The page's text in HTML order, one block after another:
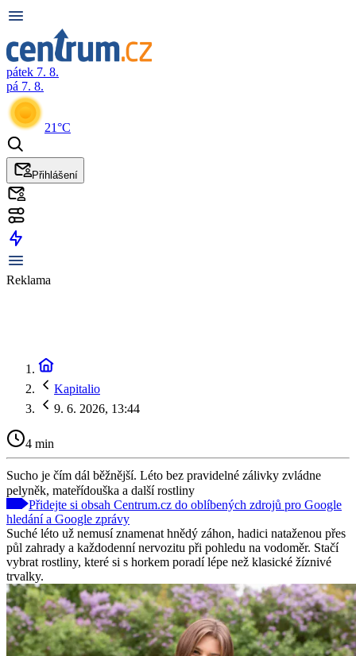
pátek 7. 8.
pá 7. 8.
21°C
Přihlášení
Reklama
Kapitalio
9. 6. 2026, 13:44
4 min
Sucho je čím dál běžnější. Léto bez pravidelné zálivky zvládne
pelyněk, mateřídouška a další rostliny
Přidejte si obsah Centrum.cz do oblíbených zdrojů pro Google
hledání a Google zprávy
Suché léto už nemusí znamenat hnědý záhon, hadici nataženou přes
půl zahrady a každodenní nervozitu při pohledu na vodoměr. Stačí
vybrat rostliny, které si s horkem poradí lépe než klasické žíznivé
trvalky.